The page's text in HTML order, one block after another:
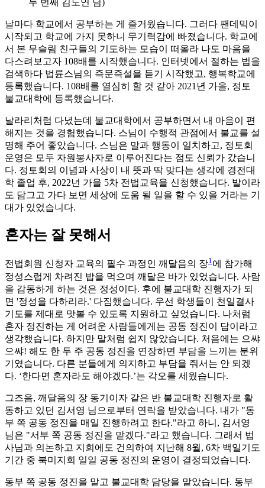
날마다 학교에서 공부하는 게 즐거웠습니다. 그러다 팬데믹이
시작되고 학교에 가지 못하니 무기력감에 빠졌습니다. 학교에
서 본 무슬림 친구들의 기도하는 모습이 떠올라 나도 마음을
다스려보고자 108배를 시작했습니다. 인터넷에서 절하는 법을
검색하다 법륜스님의 즉문즉설을 듣기 시작했고, 행복학교에
등록했습니다. 108배를 열심히 할 것 같아 2021년 가을, 정토
불교대학에 등록했습니다.
날라리처럼 다녔는데 불교대학에서 공부하면서 내 마음이 편
해지는 것을 경험했습니다. 스님이 수행적 관점에서 불교를 설
명해 주어 좋았습니다. 스님은 말과 행동이 일치하고, 정토회
운영은 모두 자원봉사자로 이루어진다는 점도 신뢰가 갔습니
다. 정토회의 이념과 사상이 내 뜻과 딱 맞다는 생각에 경전대
학 졸업 후, 2022년 가을 5차 전법교육을 신청했습니다. 발이라
도 담그고 가다 보면 세상에 도움 될 일을 할 수 있을 거라는 기
대가 있었습니다.
혼자는 잘 못해서
전법회원 신청자 교육의 필수 과정인 깨달음의 장1에 참가해
정성스럽게 차려진 밥을 먹으며 깨달은 바가 있었습니다. 사람
을 감동하게 하는 것은 정성이다. 후에 불교대학 진행자가 되
면 '정성을 다하리라.' 다짐했습니다. 우선 학생들이 천일결사
기도를 제대로 맛볼 수 있도록 지원하고 싶었습니다. 나처럼
혼자 정진하는 게 어려운 사람들에게는 공동 정진이 답이라고
생각했습니다. 하지만 말처럼 쉽지 않았습니다. 처음에는 으쌰
으쌰! 해도 한 두 주 공동 정진을 연장하면 부담을 느끼는 분위
기였습니다. 다른 분들에게 의지하고 부담을 줘서는 안 되겠
다. ‘한다면 혼자라도 해야겠다.’는 각오를 세웠습니다.
그즈음, 깨달음의 장 동기이자 같은 반 불교대학 진행자로 활
동하고 있던 김서영 님으로부터 연락을 받았습니다. 내가 "동
부 쪽 공동 정진을 매일 진행하려고 한다."라고 하니, 김서영
님은 "서부 쪽 공동 정진을 맡겠다."라고 했습니다. 그래서 법
사님과 의논하고 지회에도 건의하여 지난해 8월, 6차 백일기도
기간 중 북미지회 일일 공동 정진의 운영이 결정되었습니다.
동부 쪽 공동 정진을 맡고 불교대학 담당을 맡았습니다. 동부